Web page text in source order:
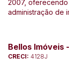
2007,
administração de
Bellos Imóveis
CRECI: 4128J